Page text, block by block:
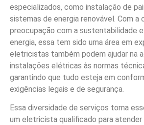
especializados, como instalação de
sistemas de energia renovável. Com a
preocupação com a sustentabilidade
energia, essa tem sido uma área em
eletricistas também podem ajudar na
instalações elétricas às normas
garantindo que tudo esteja em
exigências legais e de segurança.
Essa diversidade de serviços torna
um eletricista qualificado para atender